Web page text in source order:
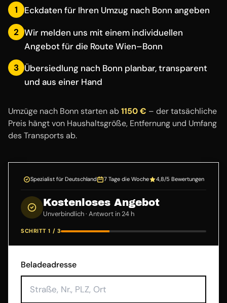
1
Eckdaten für Ihren Umzug nach Bonn angeben
2 Wir melden uns mit einem individuellen
Angebot für die Route Wien–Bonn
3 Übersiedlung nach Bonn planbar, transparent
und aus einer Hand
Umzüge nach Bonn starten ab1150 € – der tatsächliche
Preis hängt von Haushaltsgröße, Entfernung und Umfang
des Transports ab.
Spezialist für Deutschland 7 Tage die Woche 4,8/5 Bewertungen
Kostenloses Angebot
Unverbindlich · Antwort in 24 h
SCHRITT 1 / 3
Beladeadresse